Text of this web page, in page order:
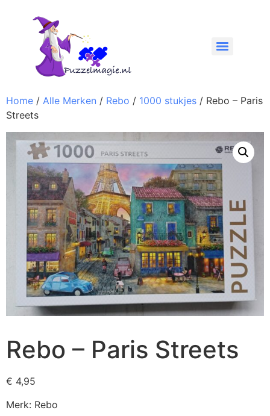
Home / Alle Merken / Rebo / 1000 stukjes / Rebo – Paris
Streets
Rebo – Paris Streets
€ 4,95
Merk: Rebo